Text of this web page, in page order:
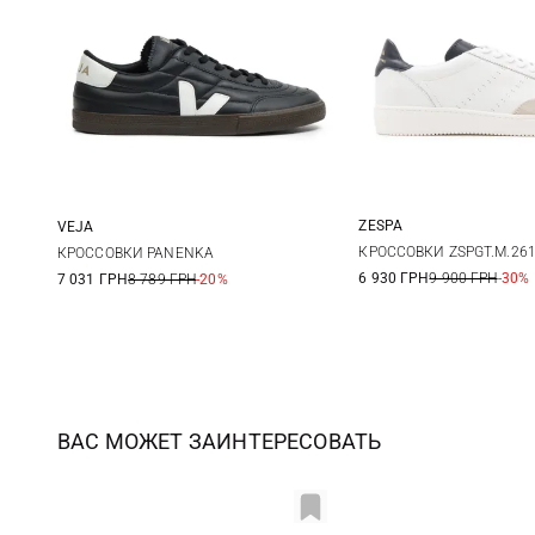
41 42
VEJA
КРОССОВКИ PANENKA
7 031 ГРН8 789 ГРН-20%
40 41
ZESPA
КРОССОВКИ ZSPGT.M.261
6 930 ГРН9 900 ГРН-30%
ВАС МОЖЕТ ЗАИНТЕРЕСОВАТЬ